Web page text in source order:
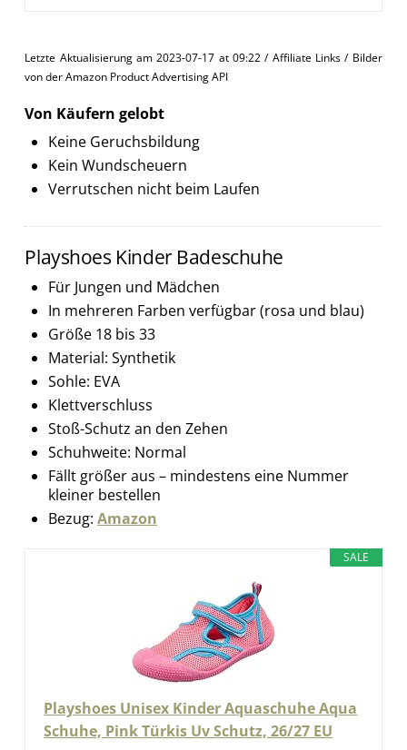
Letzte Aktualisierung am 2023-07-17 at 09:22 / Affiliate Links / Bilder
von der Amazon Product Advertising API
Von Käufern gelobt
Keine Geruchsbildung
Kein Wundscheuern
Verrutschen nicht beim Laufen
Playshoes Kinder Badeschuhe
Für Jungen und Mädchen
In mehreren Farben verfügbar (rosa und blau)
Größe 18 bis 33
Material: Synthetik
Sohle: EVA
Klettverschluss
Stoß-Schutz an den Zehen
Schuhweite: Normal
Fällt größer aus – mindestens eine Nummer
kleiner bestellen
Bezug: Amazon
SALE
Playshoes Unisex Kinder Aquaschuhe Aqua
Schuhe, Pink Türkis Uv Schutz, 26/27 EU